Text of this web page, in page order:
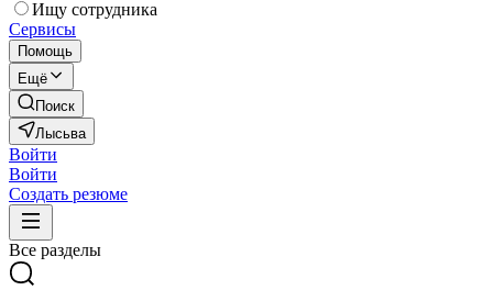
Ищу сотрудника
Сервисы
Помощь
Ещё
Поиск
Лысьва
Войти
Войти
Создать резюме
Все разделы